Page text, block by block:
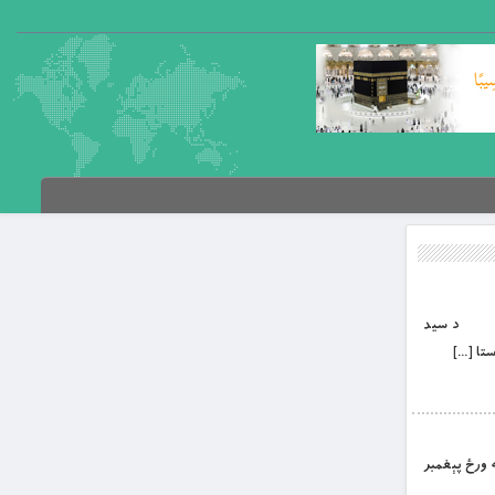
کې د سيد
[…]
پېغمبر